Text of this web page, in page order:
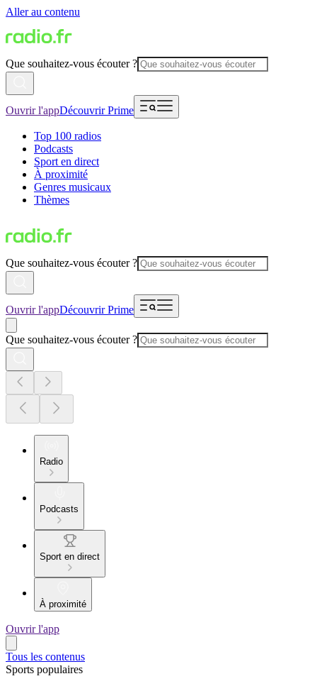
Aller au contenu
Que souhaitez-vous écouter ?
Ouvrir l'appDécouvrir Prime
Top 100 radios
Podcasts
Sport en direct
À proximité
Genres musicaux
Thèmes
Que souhaitez-vous écouter ?
Ouvrir l'appDécouvrir Prime
Que souhaitez-vous écouter ?
Radio
Podcasts
Sport en direct
À proximité
Ouvrir l'app
Tous les contenus
Sports populaires